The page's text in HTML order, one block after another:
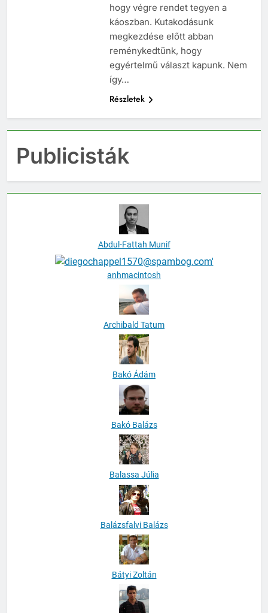
hogy végre rendet tegyen a
káoszban. Kutakodásunk
megkezdése előtt abban
reménykedtünk, hogy
egyértelmű választ kapunk. Nem
így…
Részletek
Publicisták
Abdul-Fattah Munif
anhmacintosh
Archibald Tatum
Bakó Ádám
Bakó Balázs
Balassa Júlia
Balázsfalvi Balázs
Bátyi Zoltán